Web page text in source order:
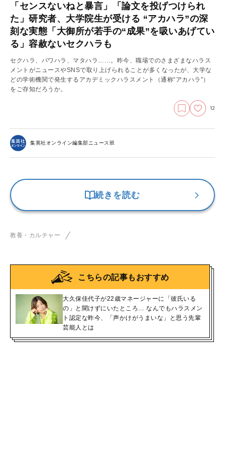
「センスないねと暴言」「論文を投げつけられ
た」研究者、大学院生が受ける “アカハラ”の深
刻な実態「大御所が若手の“成果”を吸いあげてい
る」容赦ないセクハラも
セクハラ、パワハラ、マタハラ……。昨今、職場でのさまざまなハラス
メントがニュースやSNSで取り上げられることが多くなったが、大学な
どの学術機関で発生するアカデミックハラスメント（通称“アカハラ”）
をご存知だろうか。
12
集英社オンライン編集部ニュース班
続きを読む
教養・カルチャー
こちらの記事もおすすめ
大久保佳代子が22歳マネージャーに「彼氏いる
の」と聞けずにいたところ… なんでもハラスメン
ト認定な昨今、「声かけがうまいな」と思う先輩
芸能人とは